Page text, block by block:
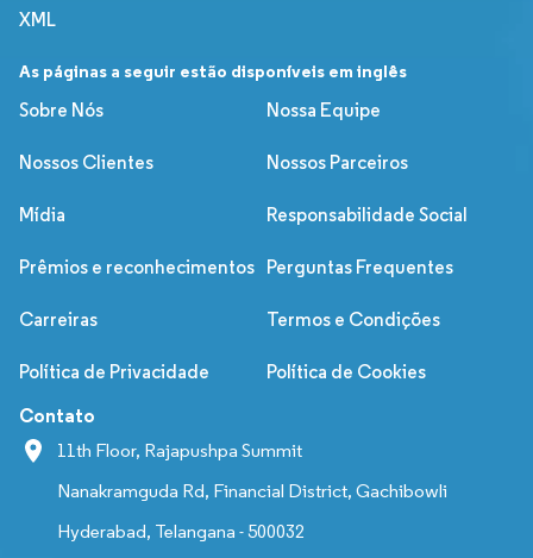
XML
As páginas a seguir estão disponíveis em inglês
Sobre Nós
Nossa Equipe
Nossos Clientes Nossos Parceiros
Mídia Responsabilidade Social
Prêmios e reconhecimentos Perguntas Frequentes
Carreiras Termos e Condições
Política de Privacidade Política de Cookies
Contato
11th Floor, Rajapushpa Summit
Nanakramguda Rd, Financial District, Gachibowli
Hyderabad, Telangana - 500032